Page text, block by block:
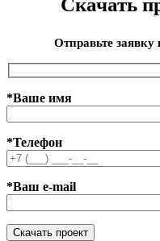
Отправьте
*Ваше имя
*Телефон
*Ваш e-mail